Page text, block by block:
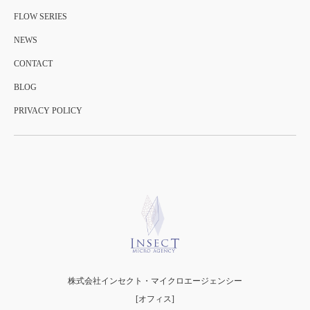
FLOW SERIES
NEWS
CONTACT
BLOG
PRIVACY POLICY
株式会社インセクト・マイクロエージェンシー
[オフィス]